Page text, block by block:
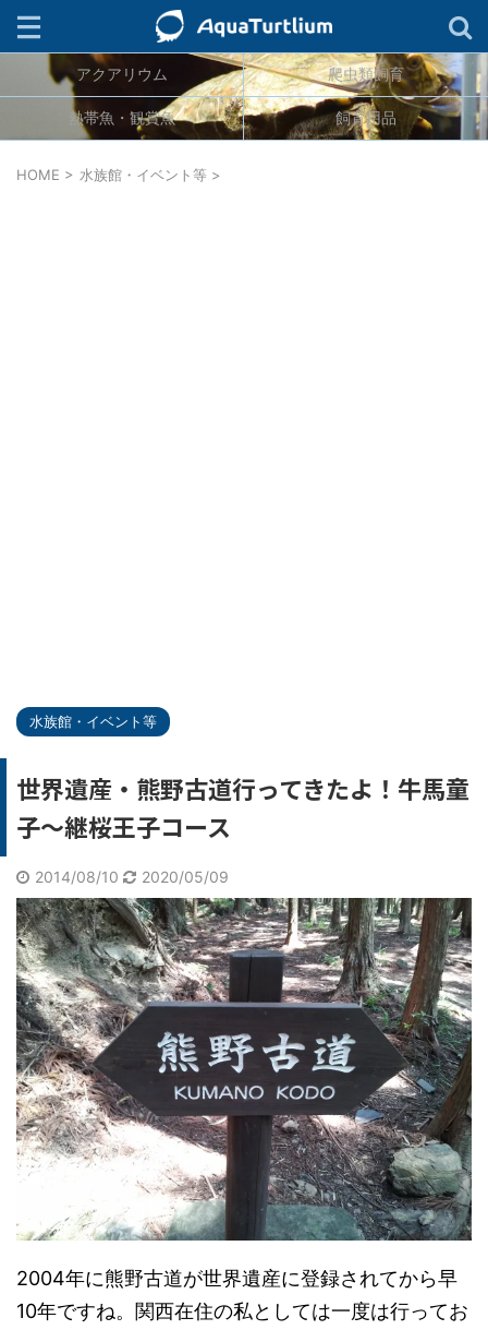
検索
ジャンル
生物分類
アクアリウム 爬虫類飼育
熱帯魚・観賞魚 飼育用品
HOME > 水族館・イベント等 >
水族館・イベント等
世界遺産・熊野古道行ってきたよ！牛馬童
子～継桜王子コース
2014/08/10 2020/05/09
2004年に熊野古道が世界遺産に登録されてから早
10年ですね。関西在住の私としては一度は行ってお